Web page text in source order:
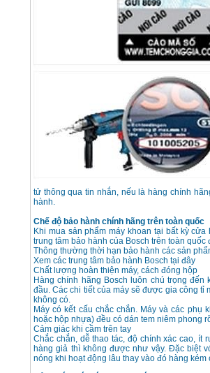
tử thông qua tin nhắn, nếu là hàng chính
hành.
Chế độ bảo hành chính hãng trên toàn quốc
Khi mua sản phẩm máy khoan tại bất kỳ
trung tâm bảo hành của Bosch trên toàn
Thông thường thời hạn bảo hành các sản
Xem các trung tâm bảo hành Bosch tại đây
Chất lượng hoàn thiện máy, cách đóng hộp
Hàng chính hãng Bosch luôn chú trọng
đầu. Các chi tiết của máy sẽ được gia công
không có.
Máy có kết cấu chắc chắn. Máy và các
hoặc hộp nhựa) đều có dán tem niêm phong
Cảm giác khi cầm trên tay
Chắc chắn, dễ thao tác, độ chính xác cao, ít
hàng giả thì không được như vậy. Đặc biệt
nóng khi hoạt động lâu thay vào đó hàng